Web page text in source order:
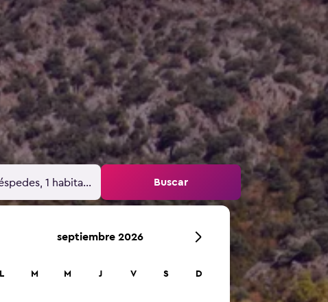
1 habitación Buscar
septiembre 2026
L M M J V S D